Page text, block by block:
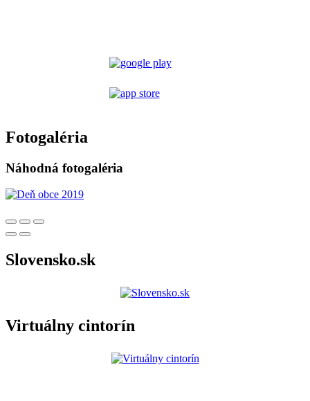
Fotogaléria
Náhodná fotogaléria
Slovensko.sk
Virtuálny cintorín